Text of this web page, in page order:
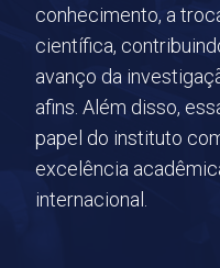
conhecimento, a
científica,
avanço da
afins. Além disso,
papel do instituto
excelência
internacional.